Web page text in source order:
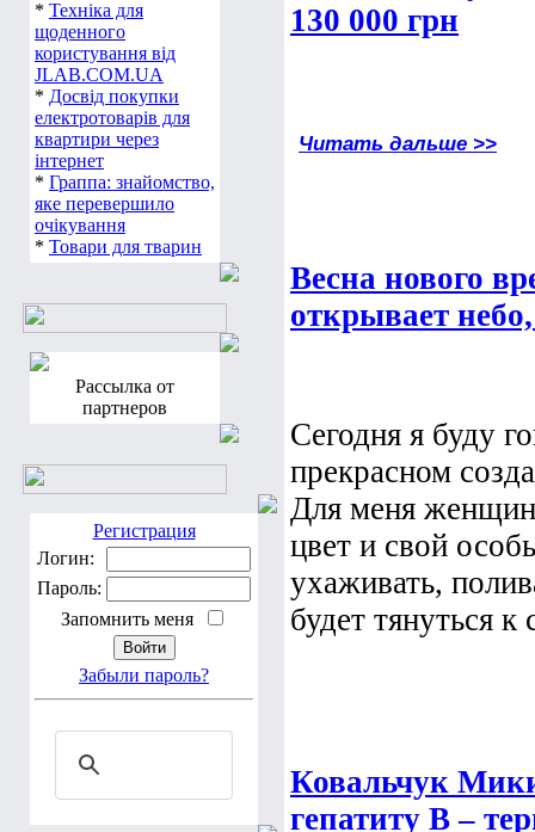
* Техніка для
щоденного
користування від
JLAB.COM.UA
* Досвід покупки
електротоварів для
квартири через
інтернет
* Граппа: знайомство,
яке перевершило
очікування
* Товари для тварин
Рассылка от
партнеров
Регистрация
Логин:
Пароль:
Запомнить меня
Забыли пароль?
130 000 грн
Читать дальше >>
Весна нового
открывает
Сегодня я буду
прекрасном
Для меня
цвет и свой
ухаживать,
будет тянуться к
Ковальчук
гепатиту В –